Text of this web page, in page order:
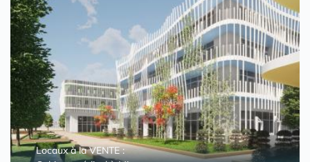
Locaux à la VENTE :